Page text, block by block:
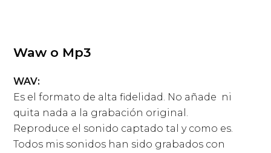
Waw o Mp3
WAV:
Es el formato de alta fidelidad. No añade ni
quita nada a la grabación original.
Reproduce el sonido captado tal y como es.
Todos mis sonidos han sido grabados con